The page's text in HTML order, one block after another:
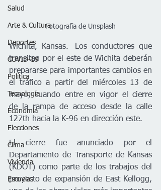
Salud
Arte & Cultura
Deportes
COVID-19
Política
Tecnología
Economía
Elecciones
Clima
Vivienda
Escuelas
Fotografía de Unsplash
Wichita, Kansas.- Los conductores que
transitan por el este de Wichita deberán
prepararse para importantes cambios en
el tráfico a partir del miércoles 13 de
mayo, cuando entre en vigor el cierre
de la rampa de acceso desde la calle
127th hacia la K-96 en dirección este.
El cierre fue anunciado por el
Departamento de Transporte de Kansas
(KDOT) como parte de los trabajos del
proyecto de expansión de East Kellogg,